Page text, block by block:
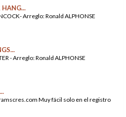
HANG...
Arreglo: Ronald ALPHONSE
- Arreglo: Ronald ALPHONSE
Muy fácil solo en el registro